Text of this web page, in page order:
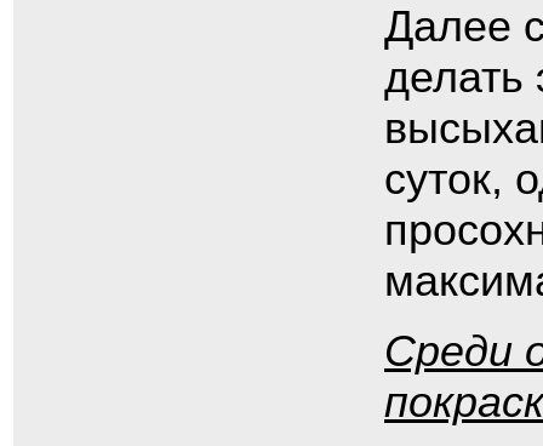
Далее
делать
суток,
Среди